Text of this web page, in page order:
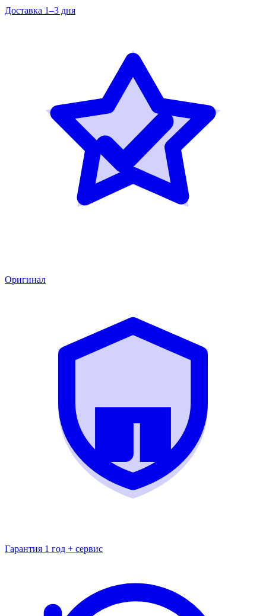
Доставка 1–3 дня
Оригинал
Гарантия 1 год + сервис